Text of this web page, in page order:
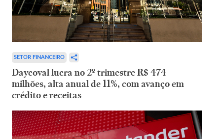
SETOR FINANCEIRO
Daycoval lucra no 2º trimestre R$ 474
milhões, alta anual de 11%, com avanço em
crédito e receitas